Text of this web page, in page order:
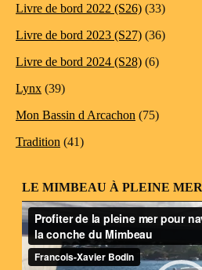
Livre de bord 2022 (S26) (33)
Livre de bord 2023 (S27) (36)
Livre de bord 2024 (S28) (6)
Lynx (39)
Mon Bassin d Arcachon (75)
Tradition (41)
LE MIMBEAU À PLEINE MER
Lecteur
vidéo